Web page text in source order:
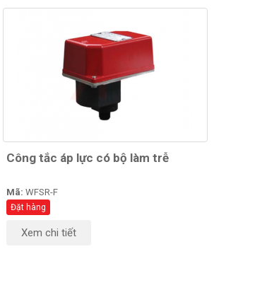
Công tắc áp lực có bộ làm trễ
Mã: WFSR-F
Đặt hàng
Xem chi tiết